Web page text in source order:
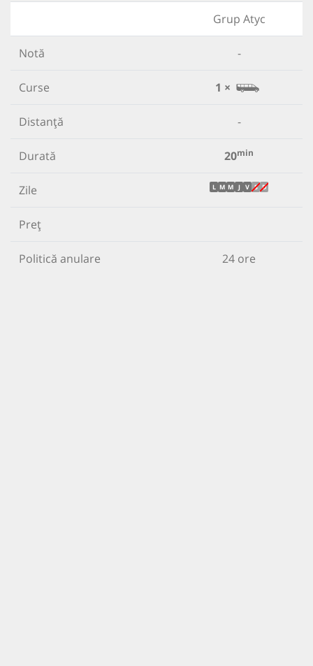
Grup Atyc
Notă -
Curse 1 ×
Distanță -
Durată 20min
Zile L M M J V S D
Preț
Politică anulare 24 ore